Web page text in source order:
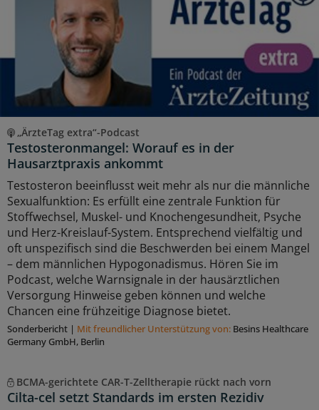
„ÄrzteTag extra“-Podcast
Testosteronmangel: Worauf es in der
Hausarztpraxis ankommt
Testosteron beeinflusst weit mehr als nur die männliche
Sexualfunktion: Es erfüllt eine zentrale Funktion für
Stoffwechsel, Muskel- und Knochengesundheit, Psyche
und Herz-Kreislauf-System. Entsprechend vielfältig und
oft unspezifisch sind die Beschwerden bei einem Mangel
– dem männlichen Hypogonadismus. Hören Sie im
Podcast, welche Warnsignale in der hausärztlichen
Versorgung Hinweise geben können und welche
Chancen eine frühzeitige Diagnose bietet.
Sonderbericht | Mit freundlicher Unterstützung von: Besins Healthcare
Germany GmbH, Berlin
BCMA-gerichtete CAR-T-Zelltherapie rückt nach vorn
Cilta-cel setzt Standards im ersten Rezidiv